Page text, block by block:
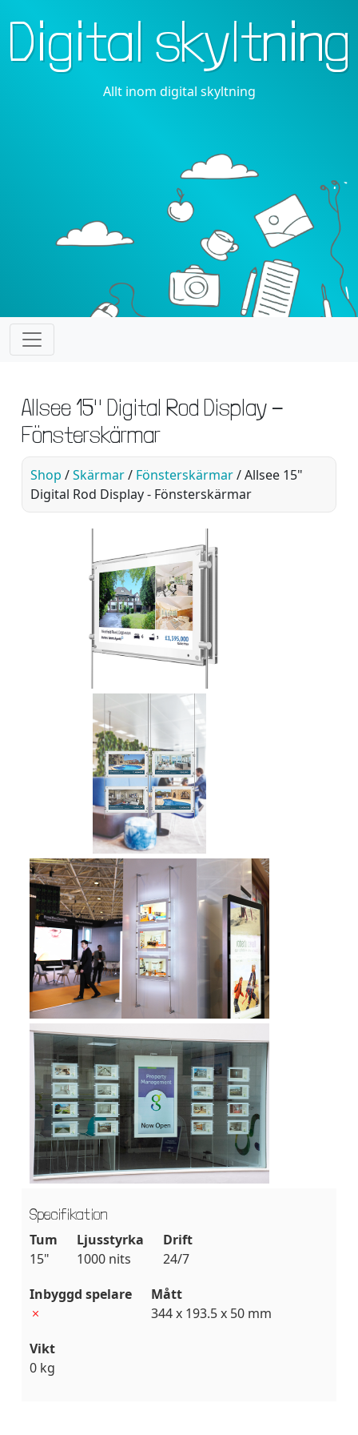
Digital skyltning
Allt inom digital skyltning
Allsee 15" Digital Rod Display -
Fönsterskärmar
Shop /Skärmar/ Fönsterskärmar/ Allsee 15"
Digital Rod Display - Fönsterskärmar
Specifikation
Tum
15"
Ljusstyrka
1000 nits
Drift
24/7
Inbyggd spelare
Mått
344 x 193.5 x 50 mm
Vikt
0 kg